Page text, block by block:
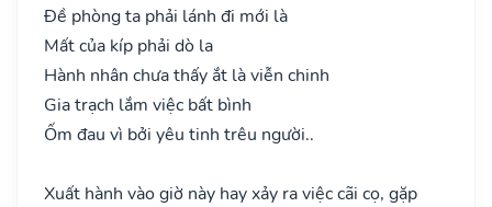
Đề phòng ta phải lánh đi mới là
Mất của kíp phải dò la
Hành nhân chưa thấy ắt là viễn chinh
Gia trạch lắm việc bất bình
Ốm đau vì bởi yêu tinh trêu người..
Xuất hành vào giờ này hay xảy ra việc cãi cọ, gặp